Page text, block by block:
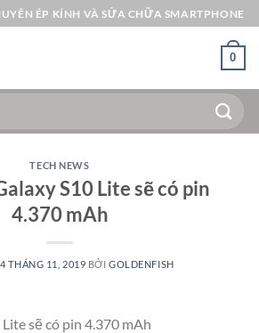
ÉP KÍNH VÀ SỬA CHỮA SMARTPHONE
0
TECH NEWS
S10 Lite sẽ có pin
4.370 mAh
4 THÁNG 11, 2019 BỞIGOLDENFISH
sẽ có pin 4.370 mAh